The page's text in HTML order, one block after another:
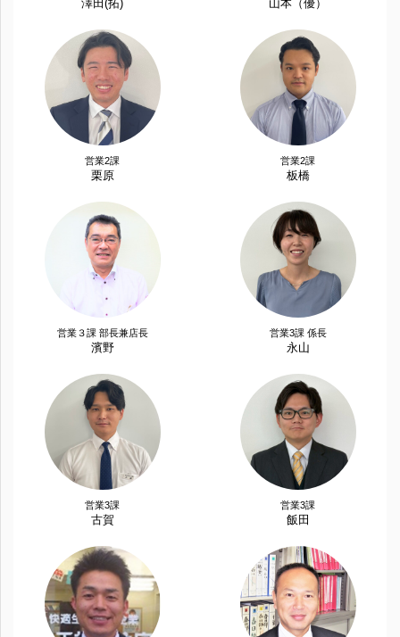
澤田(拓) 山本（優）
営業2課
栗原
営業2課
板橋
営業３課 部長兼店長
濱野
営業3課 係長
永山
営業3課
古賀
営業3課
飯田